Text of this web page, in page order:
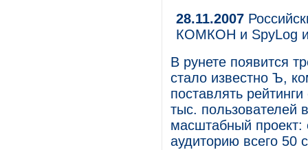
28.11.2007
КОМКОН и SpyLog
В рунете появится
стало известно Ъ,
поставлять
тыс. пользователей
масштабный проект:
аудиторию всего 50